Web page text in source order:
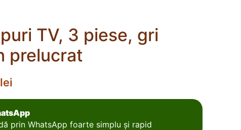
TV, 3 piese, gri
prelucrat
lei
prin WhatsApp foarte simplu și rapid